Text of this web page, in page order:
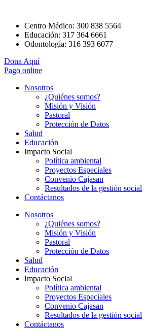
Centro Médico: 300 838 5564
Educación: 317 364 6661
Odontología: 316 393 6077
Dona Aquí
Pago online
Nosotros
¿Quiénes somos?
Misión y Visión
Pastoral
Protección de Datos
Salud
Educación
Impacto Social
Política ambiental
Proyectos Especiales
Convenio Cajasan
Resultados de la gestión social
Contáctanos
Nosotros
¿Quiénes somos?
Misión y Visión
Pastoral
Protección de Datos
Salud
Educación
Impacto Social
Política ambiental
Proyectos Especiales
Convenio Cajasan
Resultados de la gestión social
Contáctanos